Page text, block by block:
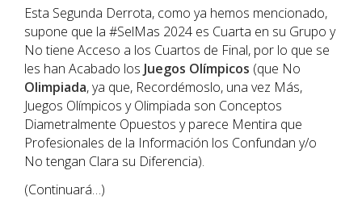
Esta Segunda Derrota, como ya hemos mencionado,
supone que la #SelMas 2024 es Cuarta en su Grupo y
No tiene Acceso a los Cuartos de Final, por lo que se
les han Acabado los Juegos Olímpicos (que No
Olimpiada, ya que, Recordémoslo, una vez Más,
Juegos Olímpicos y Olimpiada son Conceptos
Diametralmente Opuestos y parece Mentira que
Profesionales de la Información los Confundan y/o
No tengan Clara su Diferencia).
(Continuará…)